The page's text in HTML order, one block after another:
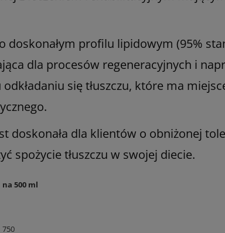
doskonałym profilu lipidowym (95%
dla procesów regeneracyjnych i
się tłuszczu, które ma
doskonała dla klientów o obniżonej
spożycie tłuszczu w swojej diecie.
na 500 ml
750